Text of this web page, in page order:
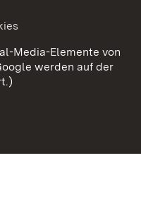
Media-Elemente von
werden auf der